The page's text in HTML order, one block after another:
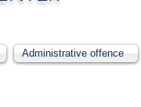
Administrative offence